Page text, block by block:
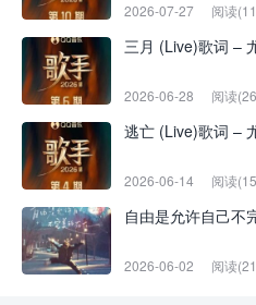
2026-07-27 阅读
三月 (Live)歌词 –
2026-06-28 阅读
逃亡 (Live)歌词 –
2026-06-14 阅读
自由是允许自己不
2026-06-02 阅读